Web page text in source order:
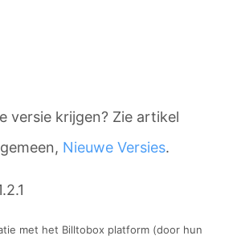
versie krijgen? Zie artikel
Nieuwe Versies.
met het Billtobox platform (door hun